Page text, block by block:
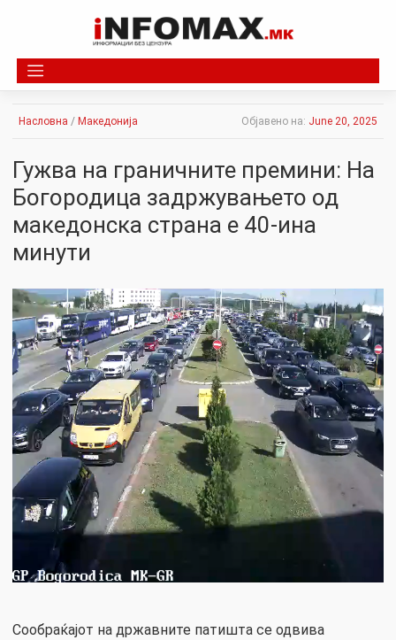
Насловна / Македонија Објавено на: June 20, 2025
Гужва на граничните премини: На
Богородица задржувањето од
македонска страна е 40-ина
минути
Сообраќајот на државните патишта се одвива